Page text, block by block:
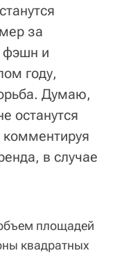
за
фэшн и
году,
Думаю,
останутся
комментируя
в случае
площадей
квадратных